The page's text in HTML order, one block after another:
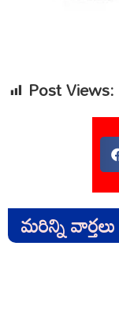
Post Views:
మరిన్ని వార్తలు